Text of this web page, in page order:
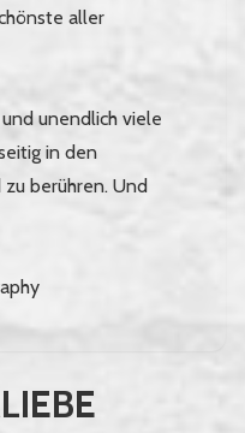
aller
unendlich viele
in den
berühren. Und